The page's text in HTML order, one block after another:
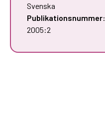
Svenska
Publikationsnummer:
2005:2